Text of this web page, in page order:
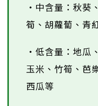
・中含量：秋葵
筍、胡蘿蔔、青
・低含量：地瓜
玉米、竹筍、芭
西瓜等